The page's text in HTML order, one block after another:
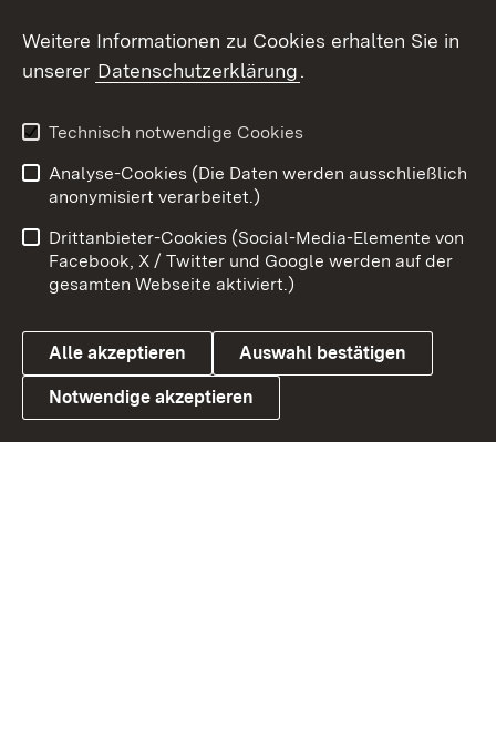
X / Twitter
Youtube
Link zum Landesportal
Impressum
Kontakt
Barrierefreiheit
Datenschutz
Cookies
Weitere Informationen zu Cookies erhalten Sie in
unserer Datenschutzerklärung.
Technisch notwendige Cookies
Analyse-Cookies (Die Daten werden ausschließlich
anonymisiert verarbeitet.)
Drittanbieter-Cookies (Social-Media-Elemente von
Facebook, X / Twitter und Google werden auf der
gesamten Webseite aktiviert.)
Alle akzeptieren Auswahl bestätigen
Notwendige akzeptieren